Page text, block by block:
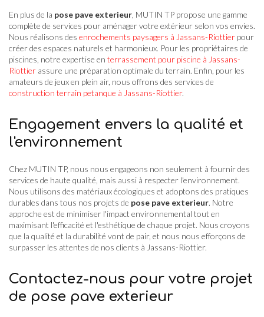
En plus de la pose pave exterieur , MUTIN TP propose une gamme
complète de services pour aménager votre extérieur selon vos envies.
Nous réalisons des enrochements paysagers à Jassans-Riottier pour
créer des espaces naturels et harmonieux. Pour les propriétaires de
piscines, notre expertise en terrassement pour piscine à Jassans-
Riottier assure une préparation optimale du terrain. Enfin, pour les
amateurs de jeux en plein air, nous offrons des services de
construction terrain petanque à Jassans-Riottier.
Engagement envers la qualité et
l'environnement
Chez MUTIN TP, nous nous engageons non seulement à fournir des
services de haute qualité, mais aussi à respecter l'environnement.
Nous utilisons des matériaux écologiques et adoptons des pratiques
durables dans tous nos projets de pose pave exterieur. Notre
approche est de minimiser l'impact environnemental tout en
maximisant l'efficacité et l'esthétique de chaque projet. Nous croyons
que la qualité et la durabilité vont de pair, et nous nous efforçons de
surpasser les attentes de nos clients à Jassans-Riottier.
Contactez-nous pour votre projet
de pose pave exterieur